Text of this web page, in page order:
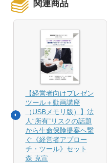
関連商品
【経営者向けプレゼン
ツール＋動画講座
（USBメモリ版）】法
人“所有”リスクの話題
から生命保険提案へ繋
ぐ《経営者アプロー
チ・ツール》セット
森 克宣